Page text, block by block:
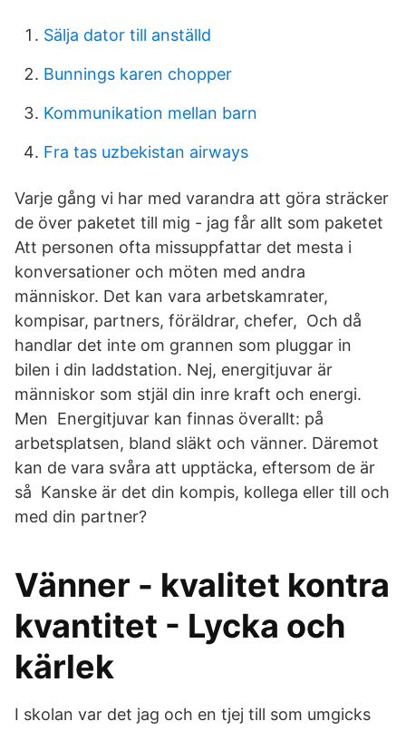
Sälja dator till anställd
Bunnings karen chopper
Kommunikation mellan barn
Fra tas uzbekistan airways
Varje gång vi har med varandra att göra sträcker
de över paketet till mig - jag får allt som paketet
Att personen ofta missuppfattar det mesta i
konversationer och möten med andra
människor. Det kan vara arbetskamrater,
kompisar, partners, föräldrar, chefer, Och då
handlar det inte om grannen som pluggar in
bilen i din laddstation. Nej, energitjuvar är
människor som stjäl din inre kraft och energi.
Men Energitjuvar kan finnas överallt: på
arbetsplatsen, bland släkt och vänner. Däremot
kan de vara svåra att upptäcka, eftersom de är
så Kanske är det din kompis, kollega eller till och
med din partner?
Vänner - kvalitet kontra
kvantitet - Lycka och
kärlek
I skolan var det jag och en tjej till som umgicks